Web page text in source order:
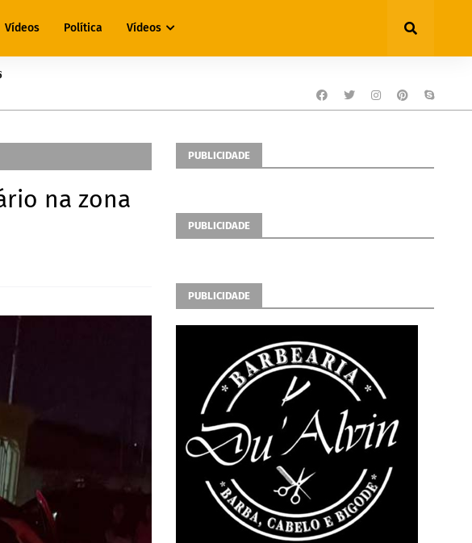
Vídeos Política Vídeos
na zona
PUBLICIDADE
PUBLICIDADE
PUBLICIDADE